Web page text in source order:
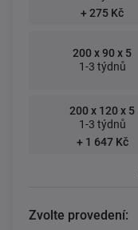
+ 275 Kč
200 x 90 x 5
1-3 týdnů
200 x 120 x 5
1-3 týdnů
+ 1 647 Kč
Zvolte provedení: